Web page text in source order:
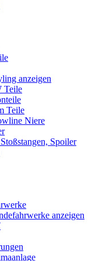
anzeigen
Teile
Teile
Niere
Spoiler
anzeigen